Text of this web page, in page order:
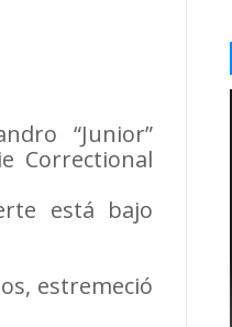
“Junior”
Correctional
está bajo
estremeció